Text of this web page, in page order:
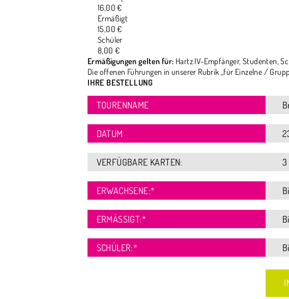
16,00 €
Ermäßigt
15,00 €
Schüler
8,00 €
Ermäßigungen gelten für: Hartz IV-Empfänger, Studenten,
Die offenen Führungen in unserer Rubrik „für Einzelne /
IHRE BESTELLUNG
TOURENNAME
DATUM
VERFÜGBARE KARTEN: 3
ERWACHSENE:*
ERMÄSSIGT: *
SCHÜLER:*